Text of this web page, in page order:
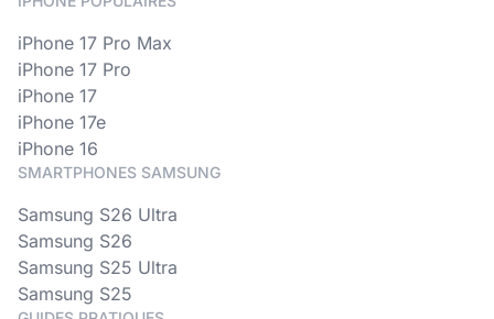
iPhone 17 Pro Max
iPhone 17 Pro
iPhone 17
iPhone 17e
iPhone 16
SMARTPHONES SAMSUNG
Samsung S26 Ultra
Samsung S26
Samsung S25 Ultra
Samsung S25